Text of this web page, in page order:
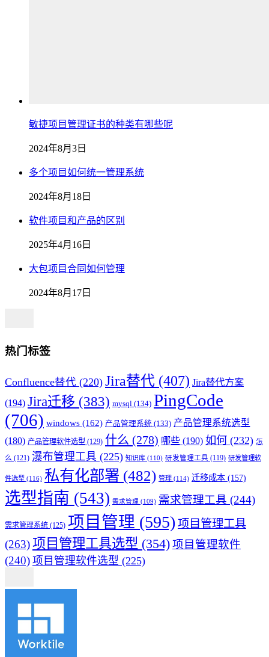
敏捷项目管理证书的种类有哪些呢
2024年8月3日
多个项目如何统一管理系统
2024年8月18日
软件项目和产品的区别
2025年4月16日
大包项目合同如何管理
2024年8月17日
热门标签
Confluence替代 (220) Jira替代 (407) Jira替代方案
(194) Jira迁移 (383) mysql (134) PingCode
(706) windows (162) 产品管理系统 (133) 产品管理系统选型
(180) 产品管理软件选型 (129) 什么 (278) 哪些 (190) 如何 (232) 怎
么 (121) 瀑布管理工具 (225) 知识库 (110) 研发管理工具 (119) 研发管理软
件选型 (116) 私有化部署 (482) 管理 (114) 迁移成本 (157)
选型指南 (543) 需求管理 (109) 需求管理工具 (244)
需求管理系统 (125) 项目管理 (595) 项目管理工具
(263)项目管理工具选型 (354) 项目管理软件
(240) 项目管理软件选型 (225)